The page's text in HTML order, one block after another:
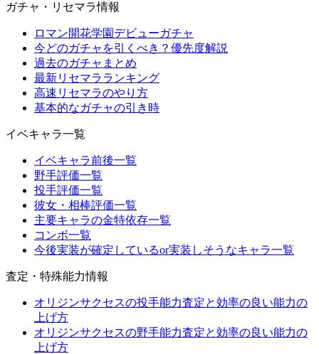
ガチャ・リセマラ情報
ロマン開花学園デビューガチャ
今どのガチャを引くべき？優先度解説
過去のガチャまとめ
最新リセマラランキング
高速リセマラのやり方
基本的なガチャの引き時
イベキャラ一覧
イベキャラ前後一覧
野手評価一覧
投手評価一覧
彼女・相棒評価一覧
主要キャラの金特依存一覧
コンボ一覧
今後実装が確定しているor実装しそうなキャラ一覧
査定・特殊能力情報
オリジンサクセスの投手能力査定と効率の良い能力の
上げ方
オリジンサクセスの野手能力査定と効率の良い能力の
上げ方